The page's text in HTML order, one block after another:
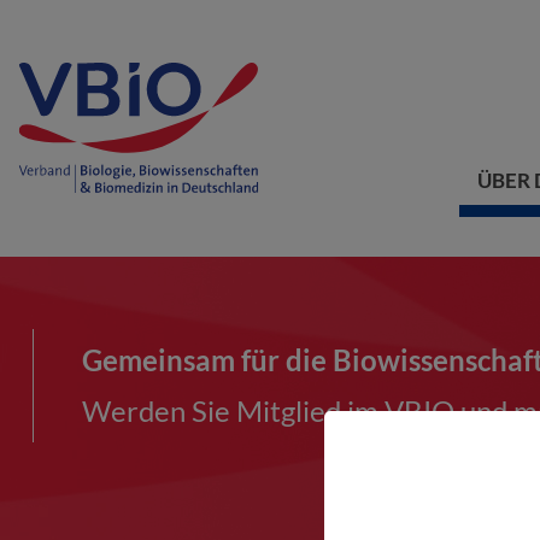
ÜBER
Gemeinsam für die
Werden Sie Mitglied im VBIO und